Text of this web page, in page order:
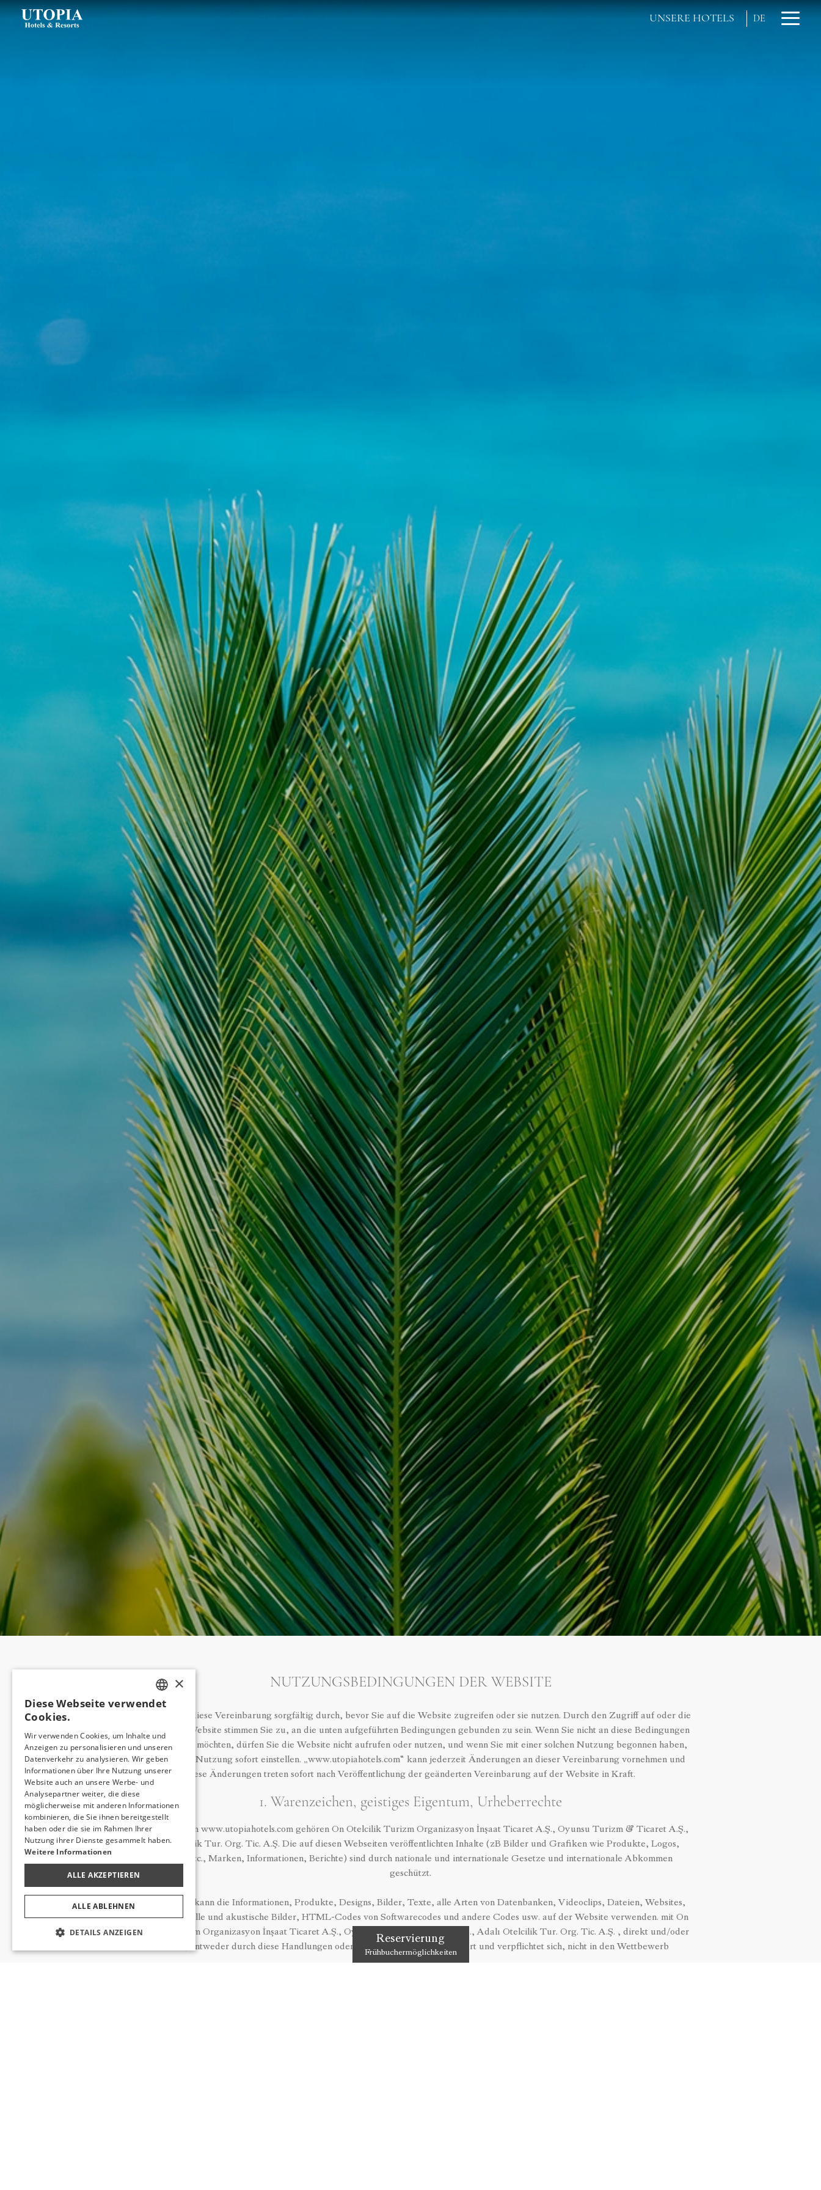
UNSERE HOTELS DE
NUTZUNGSBEDINGUNGEN DER WEBSITE
Bitte lesen Sie diese Vereinbarung sorgfältig durch, bevor Sie auf die Website zugreifen oder sie nutzen. Durch den Zugriff auf oder die
Nutzung der Website stimmen Sie zu, an die unten aufgeführten Bedingungen gebunden zu sein. Wenn Sie nicht an diese Bedingungen
gebunden sein möchten, dürfen Sie die Website nicht aufrufen oder nutzen, und wenn Sie mit einer solchen Nutzung begonnen haben,
sollten Sie die Nutzung sofort einstellen. „www.utopiahotels.com“ kann jederzeit Änderungen an dieser Vereinbarung vornehmen und
diese Änderungen treten sofort nach Veröffentlichung der geänderten Vereinbarung auf der Website in Kraft.
1. Warenzeichen, geistiges Eigentum, Urheberrechte
Alle Rechte von www.utopiahotels.com gehören On Otelcilik Turizm Organizasyon İnşaat Ticaret A.Ş., Oyunsu Turizm & Ticaret A.Ş.,
Adalı Otelcilik Tur. Org. Tic. A.Ş. Die auf diesen Webseiten veröffentlichten Inhalte (zB Bilder und Grafiken wie Produkte, Logos,
Software etc., Marken, Informationen, Berichte) sind durch nationale und internationale Gesetze und internationale Abkommen
geschützt.
Der Benutzer kann die Informationen, Produkte, Designs, Bilder, Texte, alle Arten von Datenbanken, Videoclips, Dateien, Websites,
Symbole, visuelle und akustische Bilder, HTML-Codes von Softwarecodes und andere Codes usw. auf der Website verwenden. mit On
Otelcilik Turizm Organizasyon İnşaat Ticaret A.Ş., Oyunsu Turizm & Ticaret A.Ş., Adalı Otelcilik Tur. Org. Tic. A.Ş. , direkt und/oder
indirekt, entweder durch diese Handlungen oder auf andere Weise, akzeptiert und verpflichtet sich, nicht in den Wettbewerb
einzutreten.
Reservierung
Frühbuchermöglichkeiten
TURKISH
GERMAN
RUSSIAN
×
Diese Webseite verwendet
Cookies.
Wir verwenden Cookies, um Inhalte und
Anzeigen zu personalisieren und unseren
Datenverkehr zu analysieren. Wir geben
Informationen über Ihre Nutzung unserer
Website auch an unsere Werbe- und
Analysepartner weiter, die diese
möglicherweise mit anderen Informationen
kombinieren, die Sie ihnen bereitgestellt
haben oder die sie im Rahmen Ihrer
Nutzung ihrer Dienste gesammelt haben.
Weitere Informationen
ALLE AKZEPTIEREN
ALLE ABLEHNEN
DETAILS ANZEIGEN